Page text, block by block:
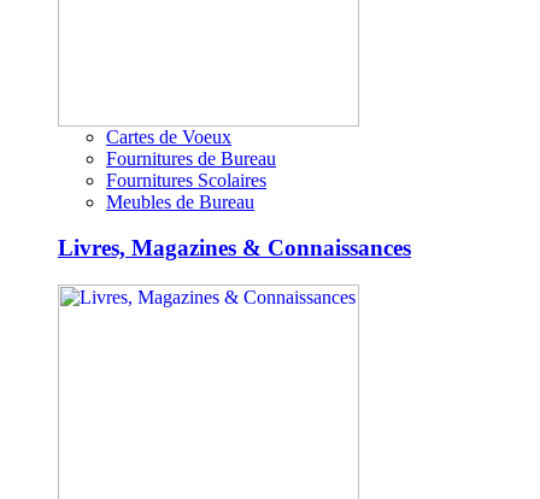
Cartes de Voeux
Fournitures de Bureau
Fournitures Scolaires
Meubles de Bureau
Livres, Magazines & Connaissances